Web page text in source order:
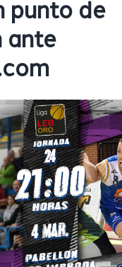
punto de
ante